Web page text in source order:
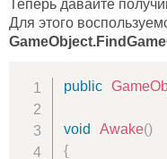
Теперь давайте
Для этого
public
void Awake()
{